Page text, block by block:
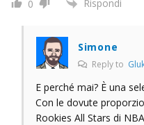
0 Rispondi
Simone
Reply to
E perché mai? È una
Con le dovute
Rookies All Stars di